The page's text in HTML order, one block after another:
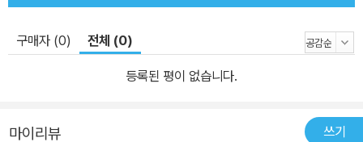
구매자 (0) 전체 (0)
등록된 평이 없습니다.
마이리뷰 쓰기